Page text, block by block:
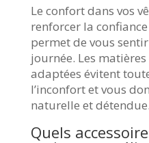
Le confort dans vos
renforcer la
permet de vous
journée. Les
adaptées évitent
l’inconfort et vous
naturelle et détendue.
Quels